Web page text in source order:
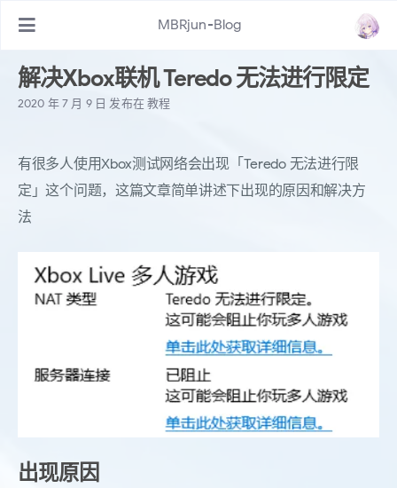
MBRjun-Blog
解决Xbox联机 Teredo 无法进行限定
2020 年 7 月 9 日 发布在教程
有很多人使用Xbox测试网络会出现「Teredo 无法进行限
定」这个问题，这篇文章简单讲述下出现的原因和解决方
法
出现原因